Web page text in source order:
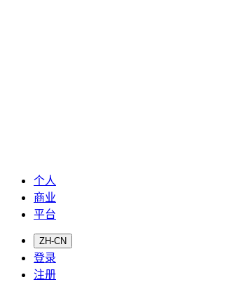
个人
商业
平台
ZH-CN
登录
注册